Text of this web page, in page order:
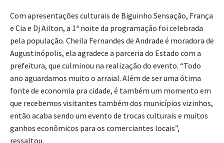
Com apresentações culturais de Biguinho Sensação, França
e Cia e Dj Ailton, a 1ª noite da programação foi celebrada
pela população. Cheila Fernandes de Andrade é moradora de
Augustinópolis, ela agradece a parceria do Estado com a
prefeitura, que culminou na realização do evento. “Todo
ano aguardamos muito o arraial. Além de ser uma ótima
fonte de economia pra cidade, é também um momento em
que recebemos visitantes também dos municípios vizinhos,
então acaba sendo um evento de trocas culturais e muitos
ganhos econômicos para os comerciantes locais”,
ressaltou.